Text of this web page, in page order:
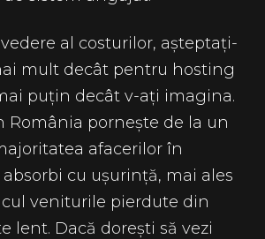
al costurilor, așteptați-
mult decât pentru hosting
puțin decât v-ați imagina.
România pornește de la un
afacerilor în
cu ușurință, mai ales
veniturile pierdute din
lent. Dacă dorești să vezi